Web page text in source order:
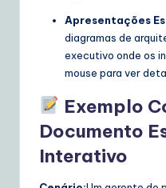
Apresentações
diagramas de
executivo onde os
mouse para ver
Exemplo
Documento
Interativo